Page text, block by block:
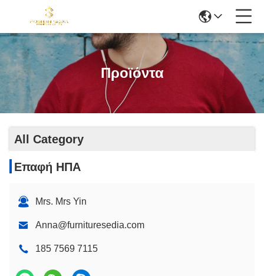
Προϊόντα
All Category
Επαφή ΗΠΑ
Mrs. Mrs Yin
Anna@furnituresedia.com
185 7569 7115